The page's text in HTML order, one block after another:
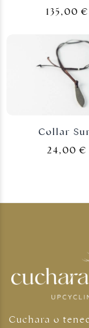
135,00€
Collar
24,00€
Cuchara o